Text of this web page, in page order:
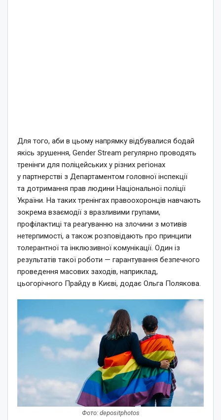
Для того, аби в цьому напрямку відбувалися бодай
якісь зрушення, Gender Stream регулярно проводять
тренінги для поліцейських у різних регіонах
у партнерстві з Департаментом головної інспекції
та дотримання прав людини Національної поліції
України. На таких тренінгах правоохоронців навчають
зокрема взаємодії з вразливими групами,
профілактиці та реагуванню на злочини з мотивів
нетерпимості, а також розповідають про принципи
толерантної та інклюзивної комунікації. Один із
результатів такої роботи — гарантування безпечного
проведення масових заходів, наприклад,
цьогорічного Прайду в Києві, додає Ольга Полякова.
Фото: depositphotos